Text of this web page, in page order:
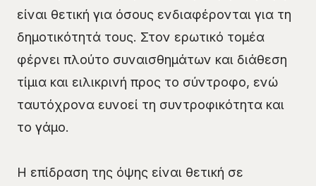
είναι θετική για όσους ενδιαφέρονται για τη
δημοτικότητά τους. Στον ερωτικό τομέα
φέρνει πλούτο συναισθημάτων και διάθεση
τίμια και ειλικρινή προς το σύντροφο, ενώ
ταυτόχρονα ευνοεί τη συντροφικότητα και
το γάμο.
Η επίδραση της όψης είναι θετική σε